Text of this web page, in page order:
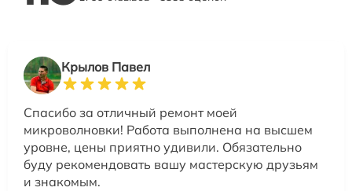
Крылов Павел
Спасибо за отличный ремонт моей
микроволновки! Работа выполнена на высшем
уровне, цены приятно удивили. Обязательно
буду рекомендовать вашу мастерскую друзьям
и знакомым.